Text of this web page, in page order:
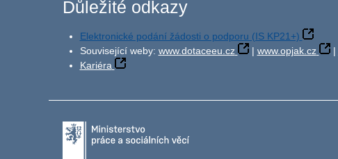
Důležité odkazy
Elektronické podání žádosti o podporu (IS KP21+)
Související weby: www.dotaceeu.cz | www.opjak.cz |
Kariéra